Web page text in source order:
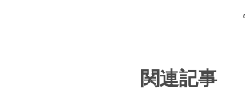
関連記事